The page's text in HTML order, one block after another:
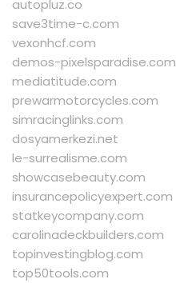
autopluz.co
save3time-c.com
vexonhcf.com
demos-pixelsparadise.com
mediatitude.com
prewarmotorcycles.com
simracinglinks.com
dosyamerkezi.net
le-surrealisme.com
showcasebeauty.com
insurancepolicyexpert.com
statkeycompany.com
carolinadeckbuilders.com
topinvestingblog.com
top50tools.com